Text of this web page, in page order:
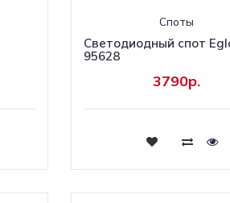
Споты
Светодиодный спот
95628
3790р.
Купить